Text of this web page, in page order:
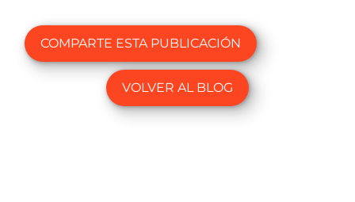
COMPARTE ESTA PUBLICACIÓN
VOLVER AL BLOG